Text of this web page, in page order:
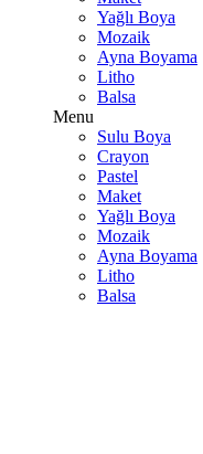
Yağlı Boya
Mozaik
Ayna Boyama
Litho
Balsa
Menu
Sulu Boya
Crayon
Pastel
Maket
Yağlı Boya
Mozaik
Ayna Boyama
Litho
Balsa